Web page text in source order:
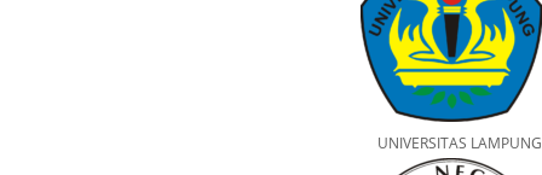
UNIVERSITAS LAMPUNG